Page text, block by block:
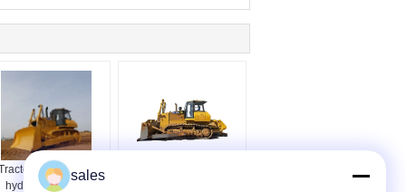
à chenilles
hydrostatique du
sales